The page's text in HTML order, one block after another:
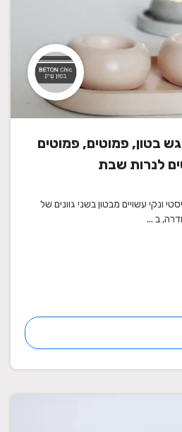
בטון, פמוטים, פמוטים
לנרות שבת
ונקי עשויים מבטון בשני גוונים של
ב ...